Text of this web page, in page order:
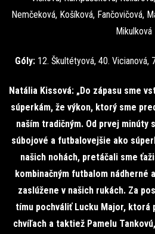
Nemčeková, Košíková, Fančovičová,
Mikulková
Góly: 12. Škultétyová, 40. Vicianová,
Natália Kissová: „Do zápasu sme
súperkám, že výkon, ktorý sme
naším tradičným. Od prvej minúty
súbojové a futbalovejšie ako
našich nohách, pretáčali sme
kombinačným futbalom nádherné
zaslúžene v našich rukách. Za
tímu pochváliť Lucku Major, ktorá
chvíľach a taktiež Pamelu